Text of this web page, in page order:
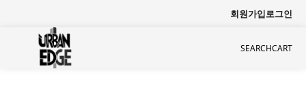
회원가입로그인
SEARCHCART